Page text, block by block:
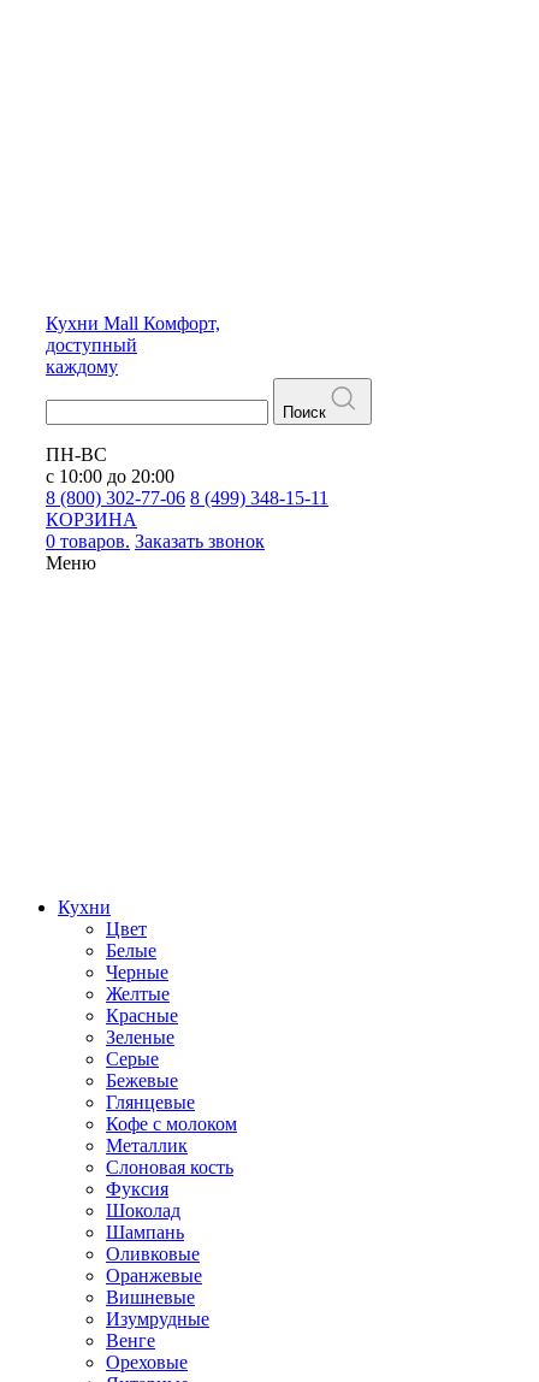
Кухни Mall Комфорт,
доступный
каждому
Поиск
ПН-ВС
с 10:00 до 20:00
8 (800) 302-77-06 8 (499) 348-15-11
КОРЗИНА
0 товаров. Заказать звонок
Меню
Кухни
Цвет
Белые
Черные
Желтые
Красные
Зеленые
Серые
Бежевые
Глянцевые
Кофе с молоком
Металлик
Слоновая кость
Фуксия
Шоколад
Шампань
Оливковые
Оранжевые
Вишневые
Изумрудные
Венге
Ореховые